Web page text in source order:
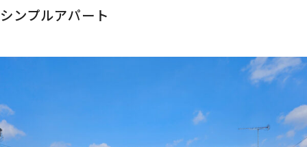
シンプルアパート